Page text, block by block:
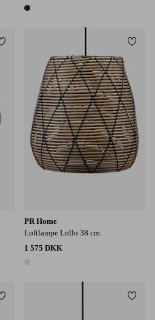
1 farve
Tilføj til favoritter
PR Home
Loftlampe Lollo 38 cm
1 575 DKK
1 farve
Tilføj til favoritter